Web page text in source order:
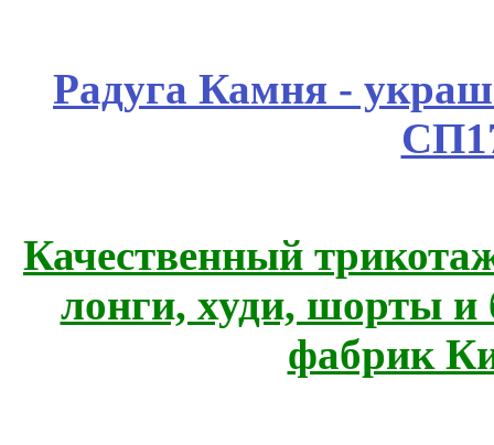
Радуга Камня -
Качественный
лонги, худи, шорты
фабрик